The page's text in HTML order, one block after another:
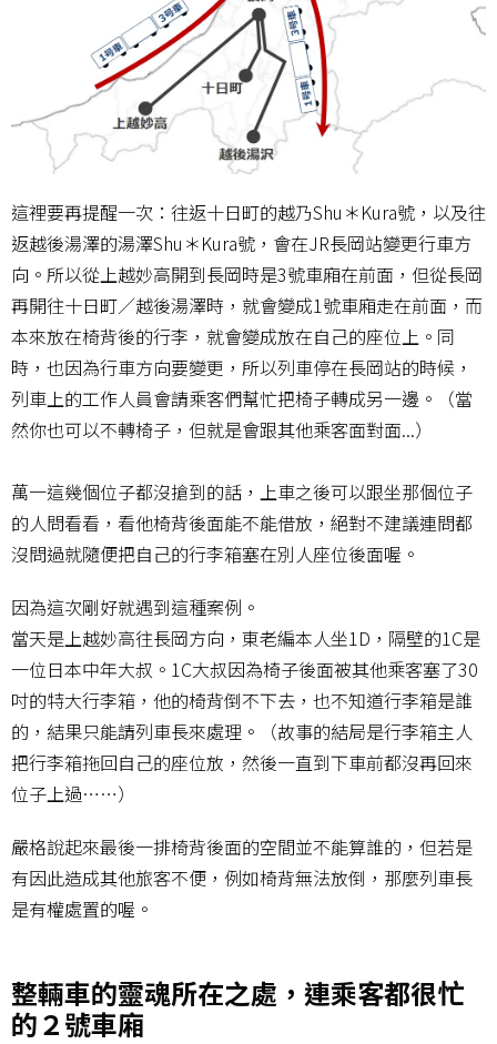
這裡要再提醒一次：往返十日町的越乃Shu＊Kura號，以及往
返越後湯澤的湯澤Shu＊Kura號，會在JR長岡站變更行車方
向。所以從上越妙高開到長岡時是3號車廂在前面，但從長岡
再開往十日町／越後湯澤時，就會變成1號車廂走在前面，而
本來放在椅背後的行李，就會變成放在自己的座位上。同
時，也因為行車方向要變更，所以列車停在長岡站的時候，
列車上的工作人員會請乘客們幫忙把椅子轉成另一邊。（當
然你也可以不轉椅子，但就是會跟其他乘客面對面...）
萬一這幾個位子都沒搶到的話，上車之後可以跟坐那個位子
的人問看看，看他椅背後面能不能借放，絕對不建議連問都
沒問過就隨便把自己的行李箱塞在別人座位後面喔。
因為這次剛好就遇到這種案例。
當天是上越妙高往長岡方向，東老編本人坐1D，隔壁的1C是
一位日本中年大叔。1C大叔因為椅子後面被其他乘客塞了30
吋的特大行李箱，他的椅背倒不下去，也不知道行李箱是誰
的，結果只能請列車長來處理。（故事的結局是行李箱主人
把行李箱拖回自己的座位放，然後一直到下車前都沒再回來
位子上過……）
嚴格說起來最後一排椅背後面的空間並不能算誰的，但若是
有因此造成其他旅客不便，例如椅背無法放倒，那麼列車長
是有權處置的喔。
整輛車的靈魂所在之處，連乘客都很忙
的２號車廂